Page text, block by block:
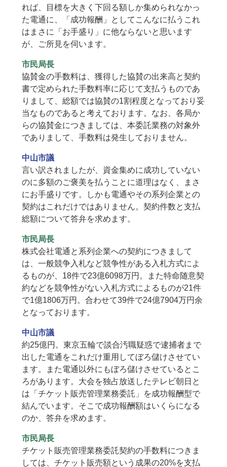
れば、目標を大きく下回る額しか集められなかっ
た電通に、「成功報酬」としてこんなに払うこれ
はまさに「お手盛り」に他ならないと思います
が、ご所見を伺います。
市民局長
協賛金の手数料は、獲得した協賛の出来高と契約
書で定められた手数料率に応じて支払うものであ
りまして、総額では協賛の1割程度となっており妥
当なものであると考えております。なお、各局か
らの協賛金につきましては、本委託業務の対象外
でありまして、手数料は発生しておりません。
中山市議
言い訳されましたが、資金集めに成功していない
のに多額のご褒美を払うことに道理はなく、まさ
にお手盛りです。しかも電通やその系列企業との
契約はこれだけではありません。契約件数と支払
総額について答弁を求めます。
市民局長
株式会社電通と系列企業への契約につきまして
は、一般競争入札など競争性がある入札方式によ
るものが、18件で23億6098万円。また特命随意契
約などを競争性がない入札方式によるものが21件
で1億1806万円。合わせて39件で24億7904万円余
となっております。
中山市議
約25億円。東京五輪で談合汚職疑惑で逮捕者まで
出した電通をこれだけ重用してぼろ儲けさせてい
ます。また電通以外にもぼろ儲けさせているとこ
ろがあります。大会を独占放送したテレビ朝日と
は「チケット販売管理業務委託」を成功報酬型で
結んでいます。そこで成功報酬額はいくらになる
のか、答弁を求めます。
市民局長
チケット販売管理業務委託契約の手数料につきま
しては、チケット販売額という成果の20%を支払